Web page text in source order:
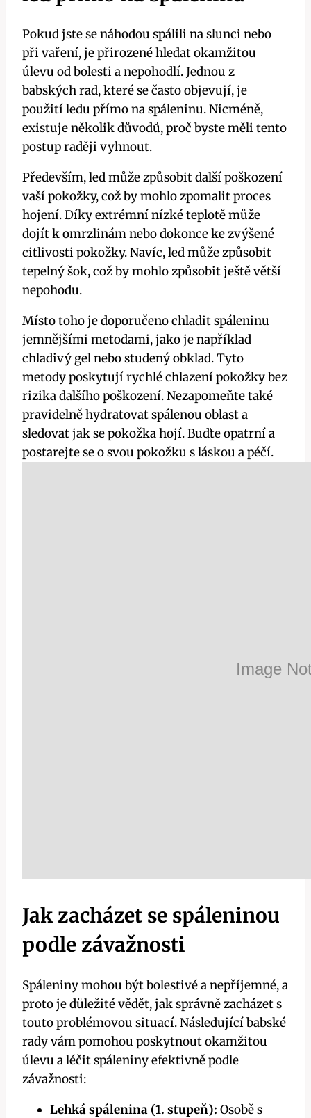
Pokud jste se náhodou spálili na slunci nebo
při vaření, je přirozené hledat okamžitou
úlevu od bolesti a nepohodlí. Jednou z
babských rad, které se často objevují, je
použití ledu přímo na spáleninu. Nicméně,
existuje několik důvodů, proč byste měli tento
postup raději vyhnout.
Především, led může způsobit další poškození
vaší pokožky, což by mohlo zpomalit proces
hojení. Díky extrémní nízké teplotě může
dojít k omrzlinám nebo dokonce ke zvýšené
citlivosti pokožky. Navíc, led může způsobit
tepelný šok, což by mohlo způsobit ještě větší
nepohodu.
Místo toho je doporučeno chladit spáleninu
jemnějšími metodami, jako je například
chladivý gel nebo studený obklad. Tyto
metody poskytují rychlé chlazení pokožky bez
rizika dalšího poškození. Nezapomeňte také
pravidelně hydratovat spálenou oblast a
sledovat jak se pokožka hojí. Buďte opatrní a
postarejte se o svou pokožku s láskou a péčí.
Jak zacházet se spáleninou
podle závažnosti
Spáleniny mohou být bolestivé a nepříjemné, a
proto je důležité vědět, jak správně zacházet s
touto problémovou situací. Následující babské
rady vám pomohou poskytnout okamžitou
úlevu a léčit spáleniny efektivně podle
závažnosti:
Lehká spálenina (1. stupeň): Osobě s